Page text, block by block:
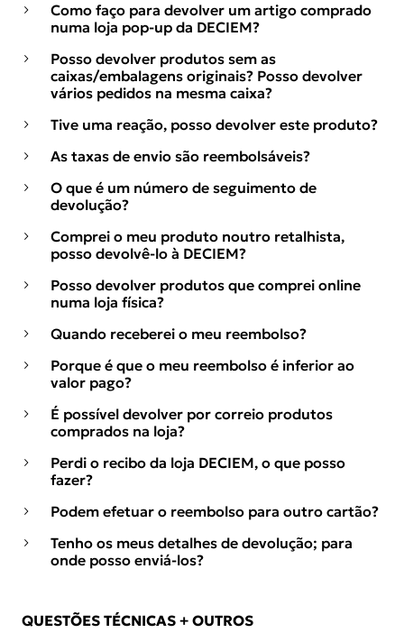
Como faço para devolver um artigo comprado
numa loja pop-up da DECIEM?
Posso devolver produtos sem as
caixas/embalagens originais? Posso devolver
vários pedidos na mesma caixa?
Tive uma reação, posso devolver este produto?
As taxas de envio são reembolsáveis?
O que é um número de seguimento de
devolução?
Comprei o meu produto noutro retalhista,
posso devolvê-lo à DECIEM?
Posso devolver produtos que comprei online
numa loja física?
Quando receberei o meu reembolso?
Porque é que o meu reembolso é inferior ao
valor pago?
É possível devolver por correio produtos
comprados na loja?
Perdi o recibo da loja DECIEM, o que posso
fazer?
Podem efetuar o reembolso para outro cartão?
Tenho os meus detalhes de devolução; para
onde posso enviá-los?
QUESTÕES TÉCNICAS + OUTROS